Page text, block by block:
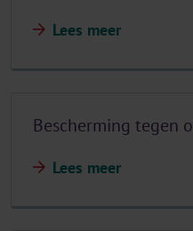
Lees meer
Bescherming tegen
Lees meer